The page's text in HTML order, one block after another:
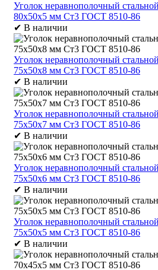
Уголок неравнополочный стальной
80х50х5 мм Ст3 ГОСТ 8510-86
✔ В наличии
Уголок неравнополочный стальной
75х50х8 мм Ст3 ГОСТ 8510-86
✔ В наличии
Уголок неравнополочный стальной
75х50х7 мм Ст3 ГОСТ 8510-86
✔ В наличии
Уголок неравнополочный стальной
75х50х6 мм Ст3 ГОСТ 8510-86
✔ В наличии
Уголок неравнополочный стальной
75х50х5 мм Ст3 ГОСТ 8510-86
✔ В наличии